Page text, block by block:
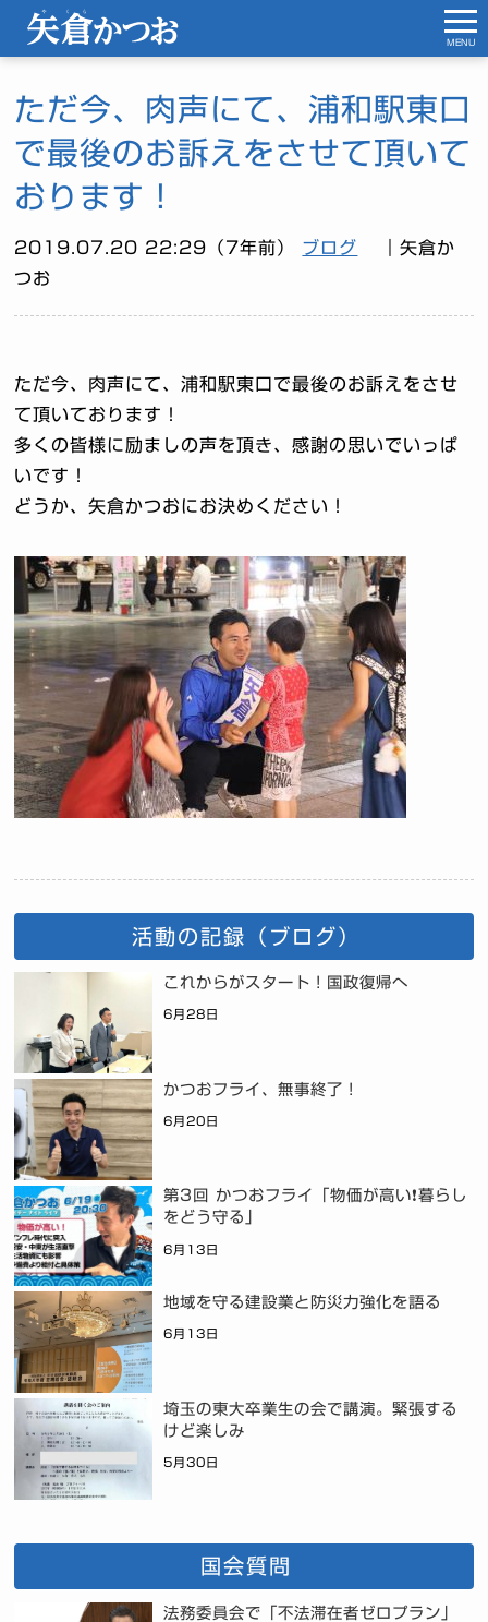
ただ今、肉声にて、浦和駅東口
で最後のお訴えをさせて頂いて
おります！
2019.07.20 22:29（7年前） ブログ
｜矢倉か
つお
ただ今、肉声にて、浦和駅東口で最後のお訴えをさせ
て頂いております！
多くの皆様に励ましの声を頂き、感謝の思いでいっぱ
いです！
どうか、矢倉かつおにお決めください！
活動の記録（ブログ）
これからがスタート！国政復帰へ
6月28日
かつおフライ、無事終了！
6月20日
第3回 かつおフライ「物価が高い❗暮らし
をどう守る」
6月13日
地域を守る建設業と防災力強化を語る
6月13日
埼玉の東大卒業生の会で講演。緊張する
けど楽しみ
5月30日
国会質問
法務委員会で「不法滞在者ゼロプラン」
MENU